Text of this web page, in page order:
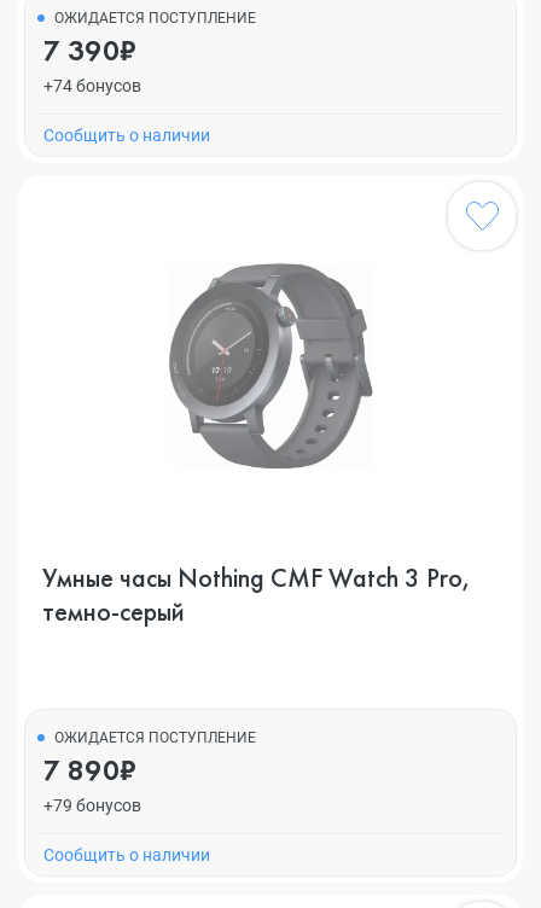
ОЖИДАЕТСЯ ПОСТУПЛЕНИЕ
7 390₽
+74 бонусов
Cообщить о наличии
Умные часы Nothing CMF Watch 3 Pro,
темно-серый
ОЖИДАЕТСЯ ПОСТУПЛЕНИЕ
7 890₽
+79 бонусов
Cообщить о наличии